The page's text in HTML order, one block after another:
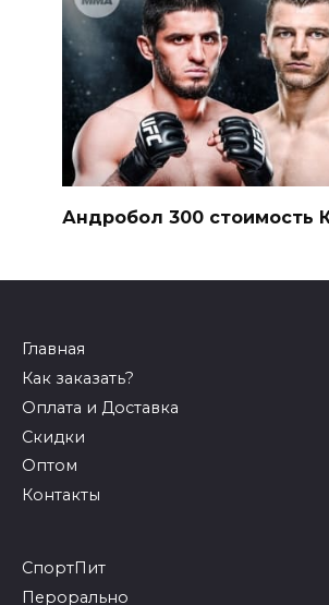
Андробол 300 стоимость
Главная
Как заказать?
Оплата и Доставка
Скидки
Оптом
Контакты
СпортПит
Перорально